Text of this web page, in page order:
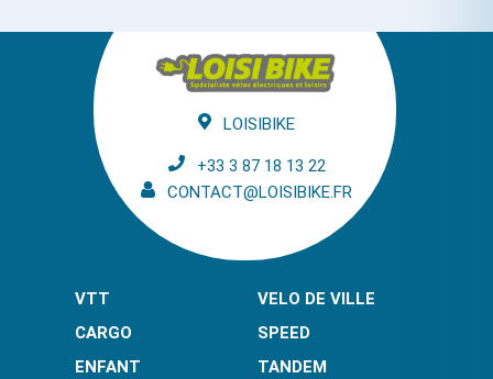
LOISIBIKE
+33 3 87 18 13 22
CONTACT@LOISIBIKE.FR
VTT
VELO DE VILLE
CARGO
SPEED
ENFANT
TANDEM